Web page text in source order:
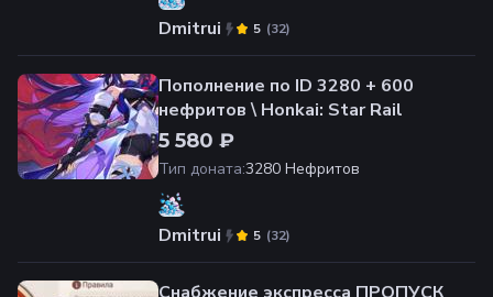
Dmitrui (32)
5
Пополнение по ID 3280 + 600
нефритов \ Honkai: Star Rail
5 580 ₽
Тип доната:3280 Нефритов
Dmitrui (32)
5